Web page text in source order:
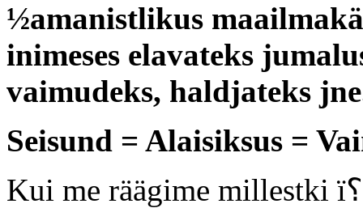
½amanistlikus
inimeses elavateks
vaimudeks, haldjateks
Seisund = Alaisiksus =
Kui me räägime millestki ï؟½ kas tööst, haigustest, suhetest,